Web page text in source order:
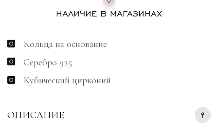
Кольца на основание
Серебро 925
Кубический цирконий
НАЛИЧИЕ В МАГАЗИНАХ
ОПИСАНИЕ